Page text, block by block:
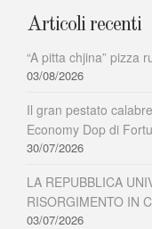
Articoli recenti
“A pitta chjina” pizza
03/08/2026
Il gran pestato
Economy Dop di
30/07/2026
LA REPUBBLICA
RISORGIMENTO IN
03/07/2026